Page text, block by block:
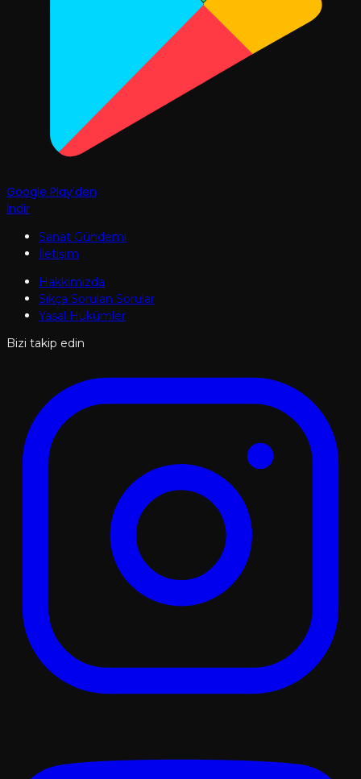
Google Play'den
İndir
Sanat Gündemi
İletişim
Hakkımızda
Sıkça Sorulan Sorular
Yasal Hükümler
Bizi takip edin